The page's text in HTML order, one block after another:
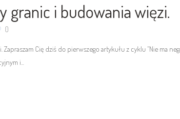
granic i budowania więzi.
0
Cię dziś do pierwszego artykułu z cyklu “Nie ma
i...